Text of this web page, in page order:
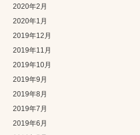
2020年2月
2020年1月
2019年12月
2019年11月
2019年10月
2019年9月
2019年8月
2019年7月
2019年6月